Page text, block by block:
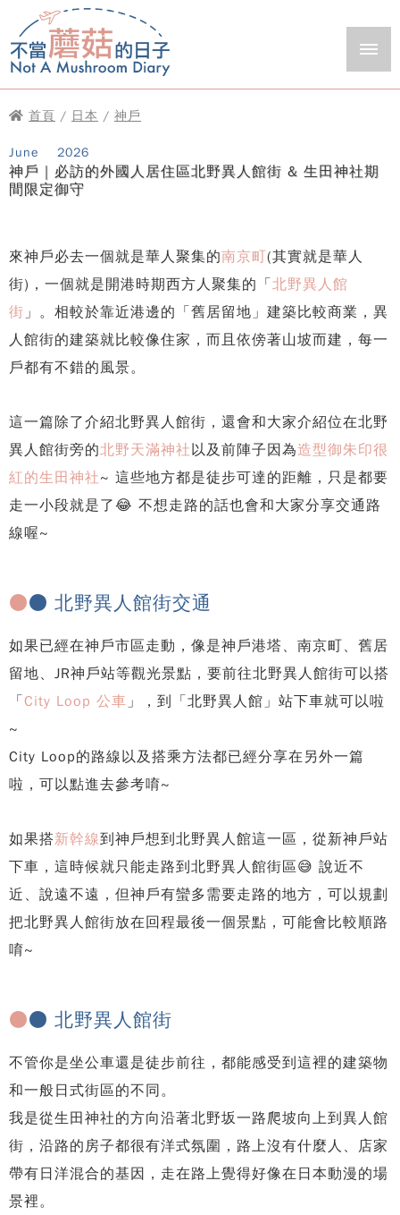
首頁 / 日本 / 神戶
June 2026
神戶｜必訪的外國人居住區北野異人館街 & 生田神社期
間限定御守
來神戶必去一個就是華人聚集的南京町(其實就是華人
街)，一個就是開港時期西方人聚集的「 北野異人館
街 」。相較於靠近港邊的「舊居留地」建築比較商業，異
人館街的建築就比較像住家，而且依傍著山坡而建，每一
戶都有不錯的風景。
這一篇除了介紹北野異人館街，還會和大家介紹位在北野
異人館街旁的北野天滿神社以及前陣子因為造型御朱印很
紅的生田神社~ 這些地方都是徒步可達的距離，只是都要
走一小段就是了😂 不想走路的話也會和大家分享交通路
線喔~
●● 北野異人館街交通
如果已經在神戶市區走動，像是神戶港塔、南京町、舊居
留地、JR神戶站等觀光景點，要前往北野異人館街可以搭
「City Loop 公車 」，到「北野異人館」站下車就可以啦
~
City Loop的路線以及搭乘方法都已經分享在另外一篇
啦，可以點進去參考唷~
如果搭新幹線到神戶想到北野異人館這一區，從新神戶站
下車，這時候就只能走路到北野異人館街區😅 說近不
近、說遠不遠，但神戶有蠻多需要走路的地方，可以規劃
把北野異人館街放在回程最後一個景點，可能會比較順路
唷~
●● 北野異人館街
不管你是坐公車還是徒步前往，都能感受到這裡的建築物
和一般日式街區的不同。
我是從生田神社的方向沿著北野坂一路爬坡向上到異人館
街，沿路的房子都很有洋式氛圍，路上沒有什麼人、店家
帶有日洋混合的基因，走在路上覺得好像在日本動漫的場
景裡。